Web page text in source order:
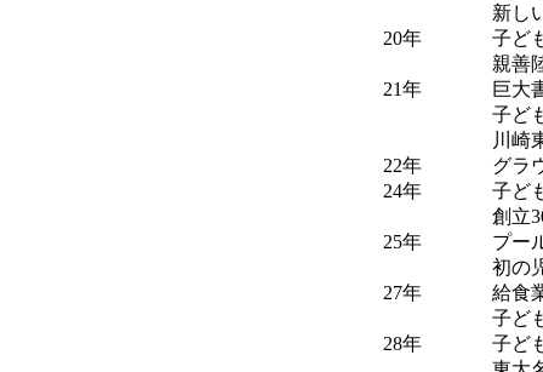
新し
20年
子ど
親善
21年
巨大
子ど
川崎
22年
グラ
24年
子ど
創立
25年
プー
初の
27年
給食
子ど
28年
子ど